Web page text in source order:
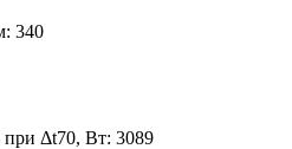
340
при Δt70, Вт: 3089